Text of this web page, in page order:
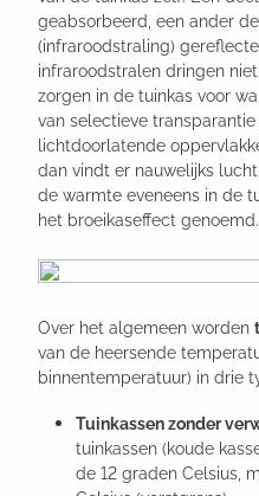
geabsorbeerd, een ander
(infraroodstraling)
infraroodstralen dringen
zorgen in de tuinkas voor
van selectieve
lichtdoorlatende
dan vindt er nauwelijks
de warmte eveneens in de
het broeikaseffect genoemd.
Over het algemeen worden
van de heersende
binnentemperatuur) in drie
Tuinkassen zonder
tuinkassen (koude
de 12 graden Celsius,